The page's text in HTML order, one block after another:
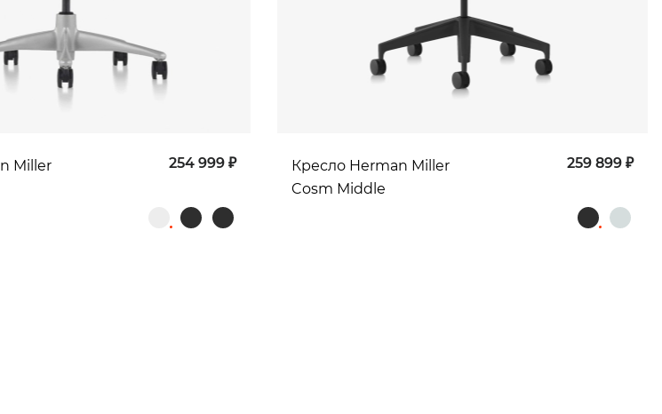
Miller
254 999 ₽
Кресло Herman Miller
Cosm Middle
259 899 ₽